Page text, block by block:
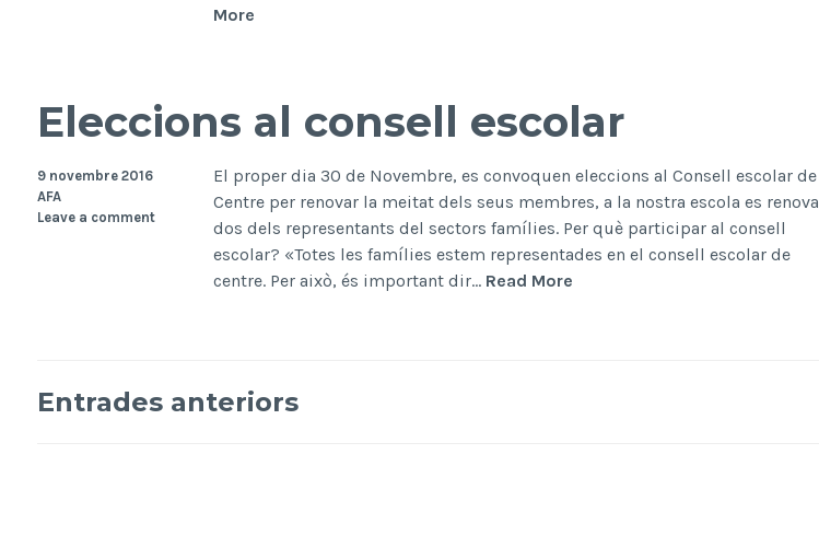
More
Eleccions al consell escolar
El proper dia 30 de Novembre, es convoquen eleccions al Consell escolar de
Centre per renovar la meitat dels seus membres, a la nostra escola es renova
dos dels representants del sectors famílies. Per què participar al consell
escolar? «Totes les famílies estem representades en el consell escolar de
centre. Per això, és important dir… Read More
9 novembre 2016
AFA
Leave a comment
Navegació
Entrades anteriors